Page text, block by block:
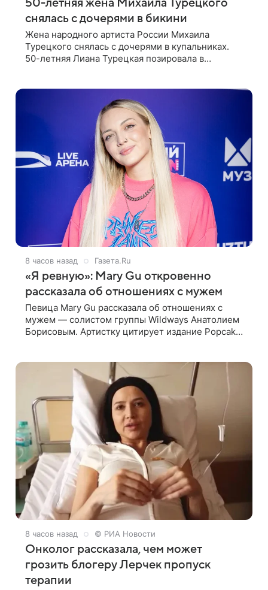
50-летняя жена Михаила Турецкого
снялась с дочерями в бикини
Жена народного артиста России Михаила
Турецкого снялась с дочерями в купальниках.
50-летняя Лиана Турецкая позировала в
8 часов назад Газета.Ru
«Я ревную»: Mary Gu откровенно
рассказала об отношениях с мужем
Певица Mary Gu рассказала об отношениях с
мужем — солистом группы Wildways Анатолием
Борисовым. Артистку цитирует издание Popcake.
8 часов назад © РИА Новости
Онколог рассказала, чем может
грозить блогеру Лерчек пропуск
терапии